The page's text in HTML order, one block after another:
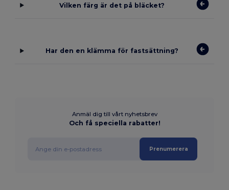
Vilken färg är det på bläcket?
Har den en klämma för fastsättning?
Anmäl dig till vårt nyhetsbrev
Och få speciella rabatter!
Prenumerera